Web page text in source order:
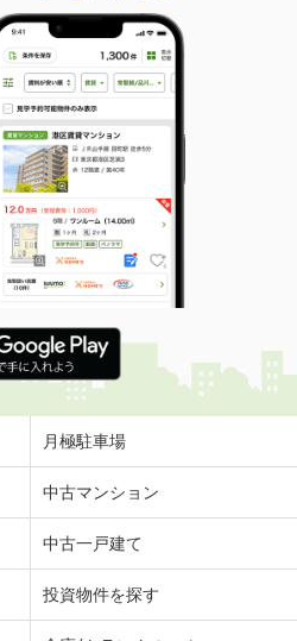
月極駐車場
中古マンション
中古一戸建て
投資物件を探す